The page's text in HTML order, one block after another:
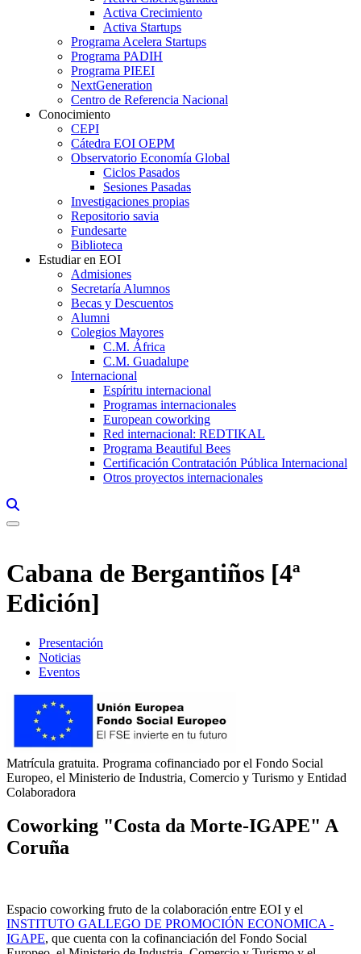
Activa Crecimiento
Activa Startups
Programa Acelera Startups
Programa PADIH
Programa PIEEI
NextGeneration
Centro de Referencia Nacional
Conocimiento
CEPI
Cátedra EOI OEPM
Observatorio Economía Global
Ciclos Pasados
Sesiones Pasadas
Investigaciones propias
Repositorio savia
Fundesarte
Biblioteca
Estudiar en EOI
Admisiones
Secretaría Alumnos
Becas y Descuentos
Alumni
Colegios Mayores
C.M. África
C.M. Guadalupe
Internacional
Espíritu internacional
Programas internacionales
European coworking
Red internacional: REDTIKAL
Programa Beautiful Bees
Certificación Contratación Pública Internacional
Otros proyectos internacionales
Cabana de Bergantiños [4ª
Edición]
Presentación
Noticias
Eventos
Matrícula gratuita. Programa cofinanciado por el Fondo Social
Europeo, el Ministerio de Industria, Comercio y Turismo y Entidad
Colaboradora
Coworking "Costa da Morte-IGAPE" A
Coruña
Espacio coworking fruto de la colaboración entre EOI y el
INSTITUTO GALLEGO DE PROMOCIÓN ECONOMICA -
IGAPE, que cuenta con la cofinanciación del Fondo Social